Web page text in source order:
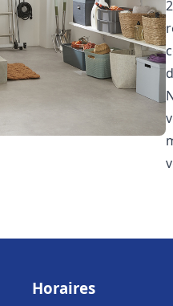
Horaires